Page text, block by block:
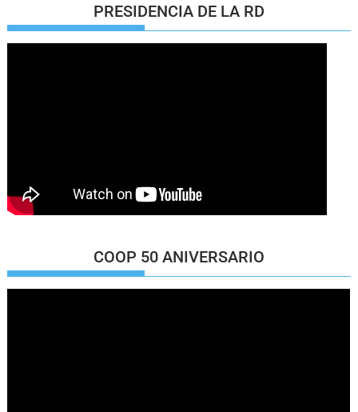
PRESIDENCIA DE LA RD
COOP 50 ANIVERSARIO